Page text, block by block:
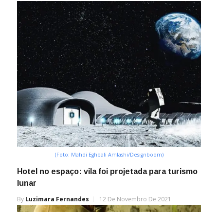
(Foto: Mahdi Eghbali Amlashi/Designboom)
Hotel no espaço: vila foi projetada para turismo
lunar
By Luzimara Fernandes 12 De Novembro De 2021